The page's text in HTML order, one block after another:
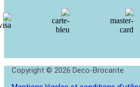
Copyright © 2026 Deco-Brocante